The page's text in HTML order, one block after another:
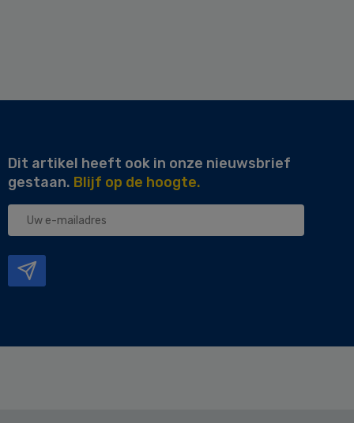
Dit artikel heeft ook in onze nieuwsbrief
gestaan. Blijf op de hoogte.
Uw